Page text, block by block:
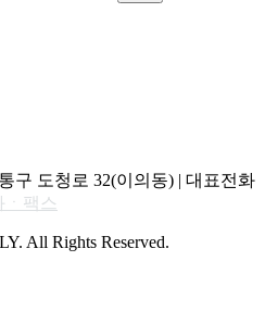
구 도청로 32(이의동) | 대표전화
ㆍ팩스
All Rights Reserved.